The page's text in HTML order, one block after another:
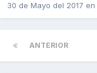
30 de Mayo del 2017 en
ANTERIOR